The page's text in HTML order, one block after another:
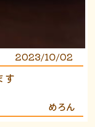
2023/10/02
す
めろん